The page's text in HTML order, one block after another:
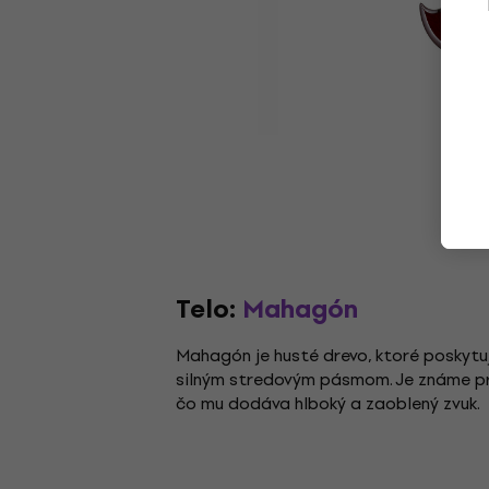
Telo: Mahagón
Mahagón je husté drevo, ktoré
silným stredovým pásmom. Je známe
čo mu dodáva hlboký a zaoblený zvuk.